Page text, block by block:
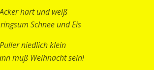
hart und weiß
Schnee und Eis
niedlich klein
muß Weihnacht sein!